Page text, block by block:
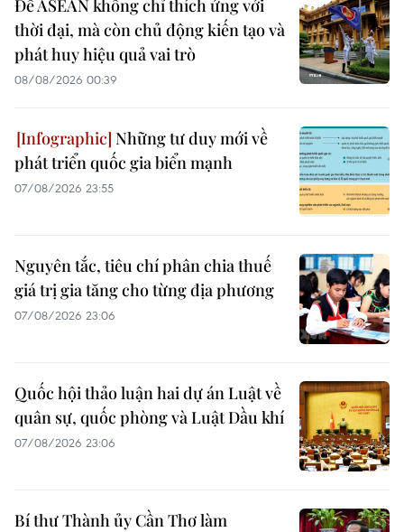
Để ASEAN không chỉ thích ứng với
thời đại, mà còn chủ động kiến tạo và
phát huy hiệu quả vai trò
08/08/2026 00:39
Những tư duy mới về
phát triển quốc gia biển mạnh
07/08/2026 23:55
Nguyên tắc, tiêu chí phân chia thuế
giá trị gia tăng cho từng địa phương
07/08/2026 23:06
Quốc hội thảo luận hai dự án Luật về
quân sự, quốc phòng và Luật Dầu khí
07/08/2026 23:06
Bí thư Thành ủy Cần Thơ làm